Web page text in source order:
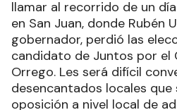
llamar al recorrido de un
en San Juan, donde Rubén
gobernador, perdió las
candidato de Juntos por el
Orrego. Les será difícil
desencantados locales
oposición a nivel local de